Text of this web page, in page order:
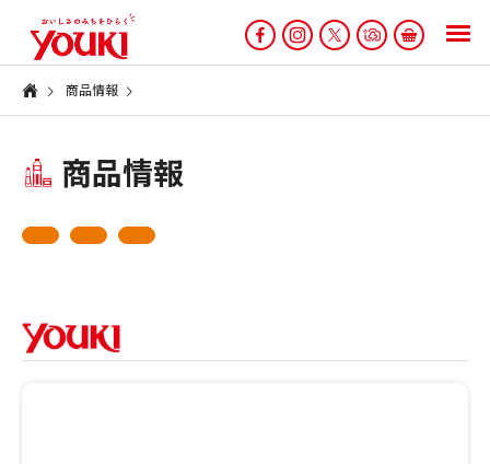
商品情報
商品情報